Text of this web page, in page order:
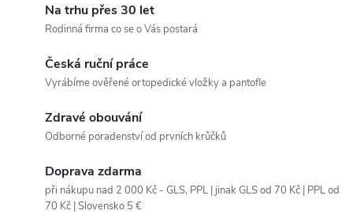
Na trhu přes 30 let
Rodinná firma co se o Vás postará
Česká ruční práce
Vyrábíme ověřené ortopedické vložky a pantofle
Zdravé obouvání
Odborné poradenství od prvních krůčků
Doprava zdarma
při nákupu nad 2 000 Kč - GLS, PPL | jinak GLS od 70 Kč | PPL od
70 Kč | Slovensko 5 €